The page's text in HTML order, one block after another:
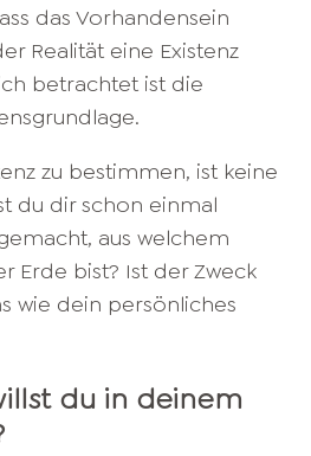
das Vorhandensein
Realität eine Existenz
betrachtet ist die
zu bestimmen, ist keine
du dir schon einmal
aus welchem
Erde bist? Ist der Zweck
wie dein persönliches
du in deinem